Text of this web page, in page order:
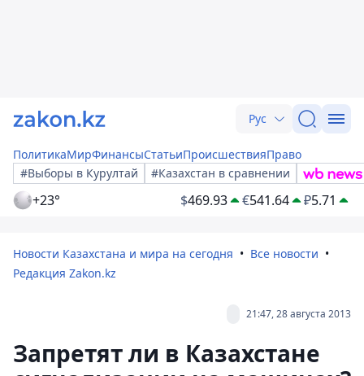
Рус
ПолитикаМирФинансыСтатьиПроисшествияПраво
#Выборы в Курултай
#Казахстан в сравнении
+23° $469.93 €541.64 ₽5.71
Новости Казахстана и мира на сегодня
Все новости
Редакция Zakon.kz
21:47, 28 августа 2013
Запретят ли в Казахстане